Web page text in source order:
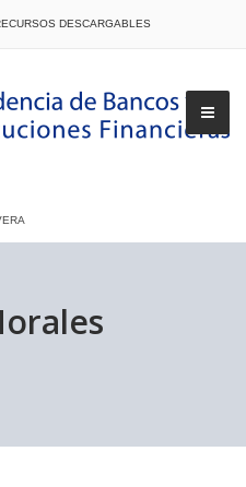
DESCARGABLES